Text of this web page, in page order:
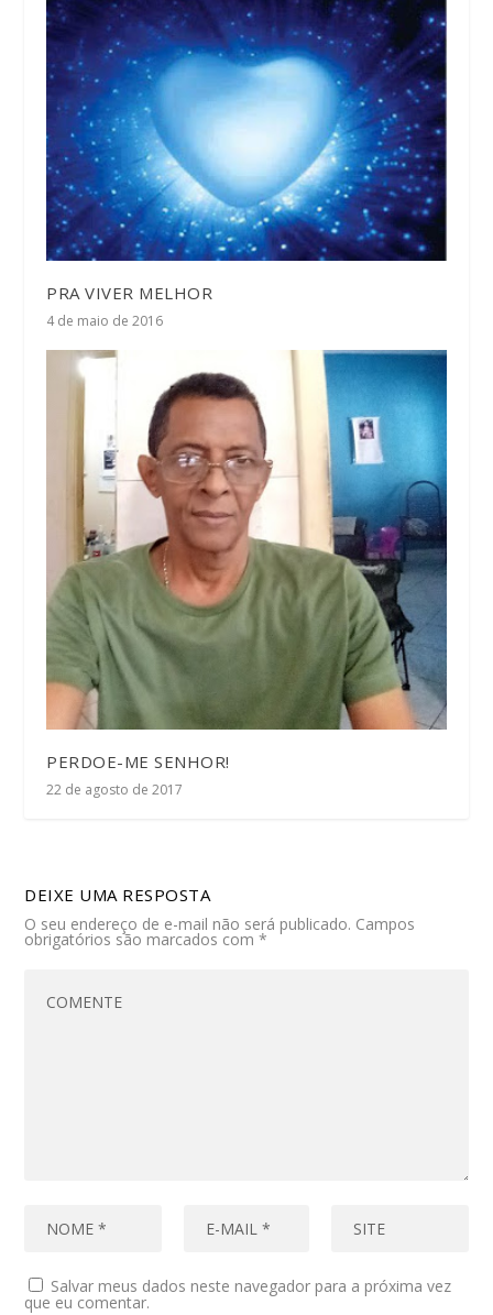
PRA VIVER MELHOR
4 de maio de 2016
PERDOE-ME SENHOR!
22 de agosto de 2017
DEIXE UMA RESPOSTA
O seu endereço de e-mail não será publicado. Campos
obrigatórios são marcados com*
Salvar meus dados neste navegador para a próxima vez
que eu comentar.